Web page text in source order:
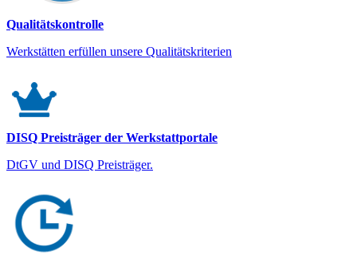
Qualitätskontrolle
Werkstätten erfüllen unsere Qualitätskriterien
DISQ Preisträger der Werkstattportale
DtGV und DISQ Preisträger.